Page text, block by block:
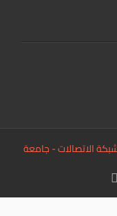
الاتصالات - جامعة